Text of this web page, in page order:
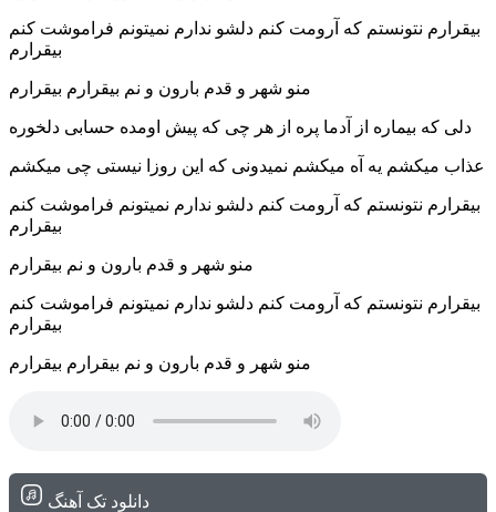
بیقرارم نتونستم که آرومت کنم دلشو ندارم نمیتونم فراموشت کنم
بیقرارم
منو شهر و قدم بارون و نم بیقرارم بیقرارم
دلی که بیماره از آدما پره از هر چی که پیش اومده حسابی دلخوره
عذاب میکشم یه آه میکشم نمیدونی که این روزا نیستی چی میکشم
بیقرارم نتونستم که آرومت کنم دلشو ندارم نمیتونم فراموشت کنم
بیقرارم
منو شهر و قدم بارون و نم بیقرارم
بیقرارم نتونستم که آرومت کنم دلشو ندارم نمیتونم فراموشت کنم
بیقرارم
منو شهر و قدم بارون و نم بیقرارم بیقرارم
دانلود تک آهنگ